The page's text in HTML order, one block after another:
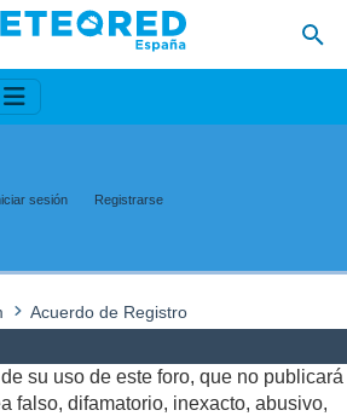
sesión Registrarse
Acuerdo de Registro
su uso de este foro, que no publicará
falso, difamatorio, inexacto, abusivo,